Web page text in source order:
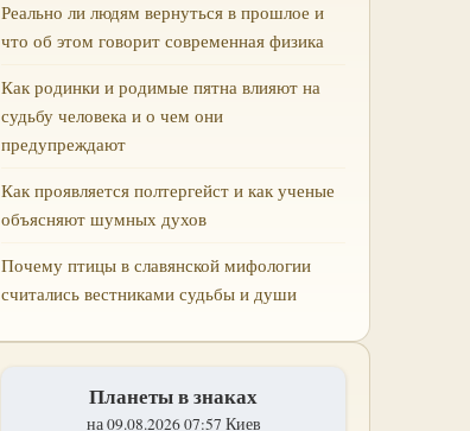
Реально ли людям вернуться в прошлое и
что об этом говорит современная физика
Как родинки и родимые пятна влияют на
судьбу человека и о чем они
предупреждают
Как проявляется полтергейст и как ученые
объясняют шумных духов
Почему птицы в славянской мифологии
считались вестниками судьбы и души
Планеты в знаках
на 09.08.2026 07:57 Киев